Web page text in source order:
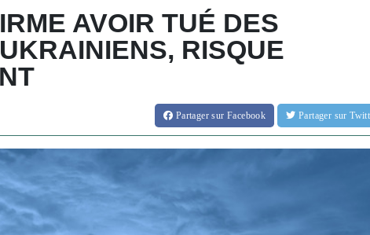
AVOIR TUÉ DES
RISQUE
Partagersur Facebook Partager sur